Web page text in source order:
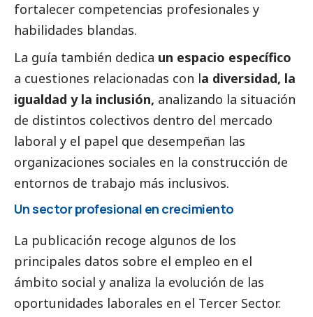
fortalecer competencias profesionales y
habilidades blandas.
La guía también dedica un espacio específico
a cuestiones relacionadas con la diversidad, la
igualdad y la inclusión, analizando la situación
de distintos colectivos dentro del mercado
laboral y el papel que desempeñan las
organizaciones sociales en la construcción de
entornos de trabajo más inclusivos.
Un sector profesional en crecimiento
La publicación recoge algunos de los
principales datos sobre el empleo en el
ámbito social y analiza la evolución de las
oportunidades laborales en el Tercer Sector.